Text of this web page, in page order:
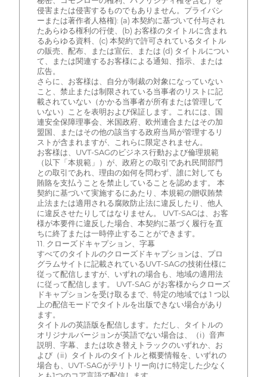
侵害または侵害するものでもありません。プライバシ
ーまたは著作者人格権): (a) 本契約に基づいて付与され
たあらゆる権利の行使、(b) お客様のタイトルに含まれ
るあらゆる資料、(c) 本契約で許可されているタイトル
の販売、配布、または宣伝、または (d) タイトルについ
て、または関連するお客様による通知、指示、または
広告。
さらに、お客様は、自分が制裁の対象になっていない
こと、禁止または制限されている当事者のリストに記
載されていない（かかる当事者が所有または管理して
いない）ことを表明および保証します。これには、国
連安全保障理事会、米国政府、欧州連合またはその加
盟国、またはその他の該当する政府当局が管理するリ
ストが含まれますが、これらに限定されません。
お客様は、UVT-SAGのビジネス行動および倫理規範
（以下「本規範」）が、政府との取引であれ民間部門
との取引であれ、理由の如何を問わず、誰に対しても
賄賂を支払うことを禁止していることを認めます。 本
契約に基づいて実施するにあたり、本規範の贈収賄禁
止法または適用される腐敗防止法に違反したり、他人
に違反させたりしてはなりません。 UVT-SAGは、お客
様が本要件に違反した場合、本契約に基づく履行を直
ちに終了または一時停止することができます。
11. クローズドキャプション、字幕
すべてのタイトルのクローズドキャプションは、プロ
グラムサイトに記載されているUVT-SAGの技術仕様に
従って配信しますが、いずれの場合も、地域の適用法
に従って配信します。 UVT-SAG がお客様からクローズ
ドキャプションを受け取るまで、特定の地域では 1 つ以
上の配信モードでタイトルを出版できない場合があり
ます。
タイトルの英語版を配信します。ただし、タイトルの
オリジナルバージョンが英語でない場合は、（i）音声
説明、字幕、または吹き替えトラックのいずれか、お
よび（ii）タイトルのタイトルと概要情報を、いずれの
場合も、UVT-SAGがテリトリー向けに特定した少なく